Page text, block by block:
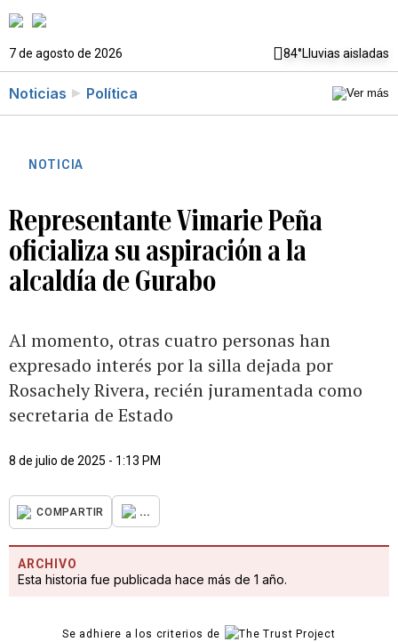
7 de agosto de 2026 84°Lluvias aisladas
Noticias Política
NOTICIA
Representante Vimarie Peña
oficializa su aspiración a la
alcaldía de Gurabo
Al momento, otras cuatro personas han
expresado interés por la silla dejada por
Rosachely Rivera, recién juramentada como
secretaria de Estado
8 de julio de 2025 - 1:13 PM
COMPARTIR ...
ARCHIVO
Esta historia fue publicada hace más de 1 año.
Se adhiere a los criterios de